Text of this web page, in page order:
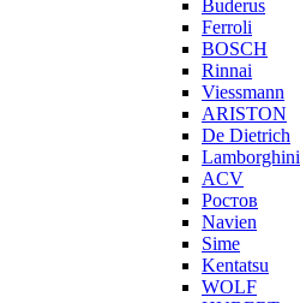
Buderus
Ferroli
BOSCH
Rinnai
Viessmann
ARISTON
De Dietrich
Lamborghini
ACV
Ростов
Navien
Sime
Kentatsu
WOLF